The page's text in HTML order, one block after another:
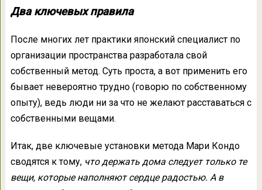
Два ключевых правила
После многих лет практики японский специалист по
организации пространства разработала свой
собственный метод. Суть проста, а вот применить его
бывает невероятно трудно (говорю по собственному
опыту), ведь люди ни за что не желают расставаться с
собственными вещами.
Итак, две ключевые установки метода Мари Кондо
сводятся к тому, что держать дома следует только те
вещи, которые наполняют сердце радостью. А в